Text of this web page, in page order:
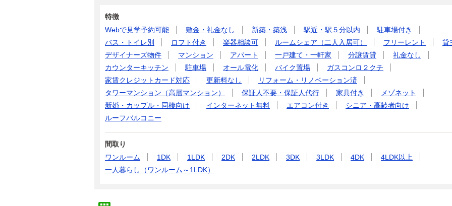
特徴
Webで見学予約可能
敷金・礼金なし 新築・築浅 駅近・駅５分以内
駐車場付き
バス・トイレ別
ロフト付き 楽器相談可 ルームシェア（二人入居可） フリーレント
貸
デザイナーズ物件
マンション アパート 一戸建て・一軒家 分譲賃貸
礼金なし
カウンターキッチン
駐車場 オール電化 バイク置場
ガスコンロ２クチ
家賃クレジットカード対応
更新料なし
リフォーム・リノベーション済
タワーマンション（高層マンション）
保証人不要・保証人代行 家具付き
メゾネット
新婚・カップル・同棲向け
インターネット無料 エアコン付き
シニア・高齢者向け
ルーフバルコニー
間取り
ワンルーム
1DK 1LDK 2DK 2LDK 3DK 3LDK 4DK
4LDK以上
一人暮らし（ワンルーム～1LDK）